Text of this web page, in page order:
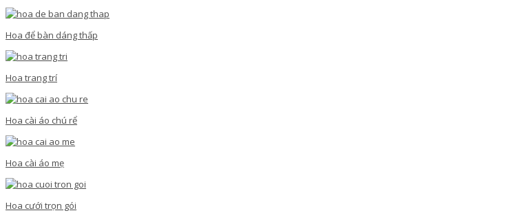
Hoa để bàn dáng thấp
Hoa trang trí
Hoa cài áo chú rể
Hoa cài áo mẹ
Hoa cưới trọn gói